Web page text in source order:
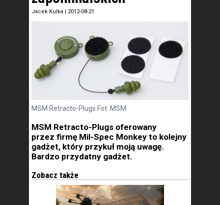
Jacek Kulka | 2012-08-21
MSM Retracto-Plugs Fot. MSM
MSM Retracto-Plugs oferowany
przez firmę Mil-Spec Monkey to kolejny
gadżet, który przykuł moją uwagę.
Bardzo przydatny gadżet.
Zobacz także